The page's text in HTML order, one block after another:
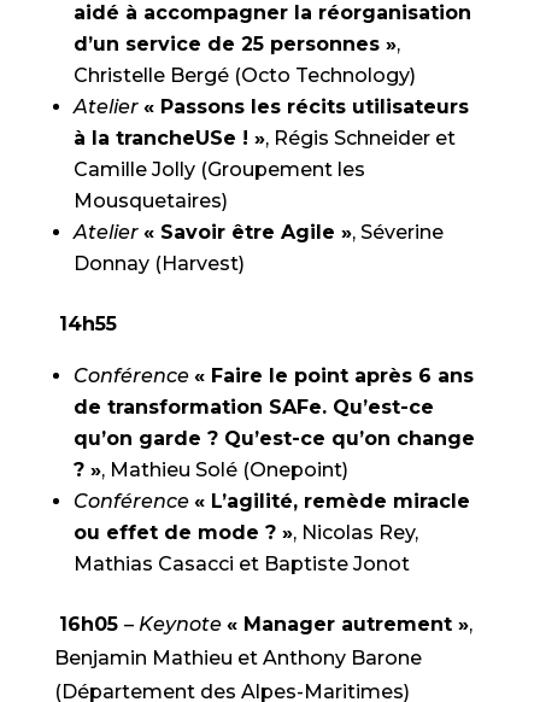
aidé à accompagner la réorganisation
d’un service de 25 personnes »,
Christelle Bergé (Octo Technology)
Atelier « Passons les récits utilisateurs
à la trancheUSe ! », Régis Schneider et
Camille Jolly (Groupement les
Mousquetaires)
Atelier « Savoir être Agile », Séverine
Donnay (Harvest)
14h55
Conférence « Faire le point après 6 ans
de transformation SAFe. Qu’est-ce
qu’on garde ? Qu’est-ce qu’on change
? », Mathieu Solé (Onepoint)
Conférence « L’agilité, remède miracle
ou effet de mode ? », Nicolas Rey,
Mathias Casacci et Baptiste Jonot
16h05 – Keynote « Manager autrement »,
Benjamin Mathieu et Anthony Barone
(Département des Alpes-Maritimes)